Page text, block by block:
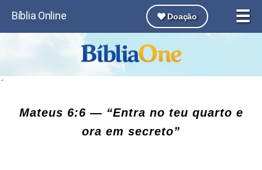
☰
Bíblia Online Doação
´
Mateus 6:6 — “Entra no teu quarto e
ora em secreto”